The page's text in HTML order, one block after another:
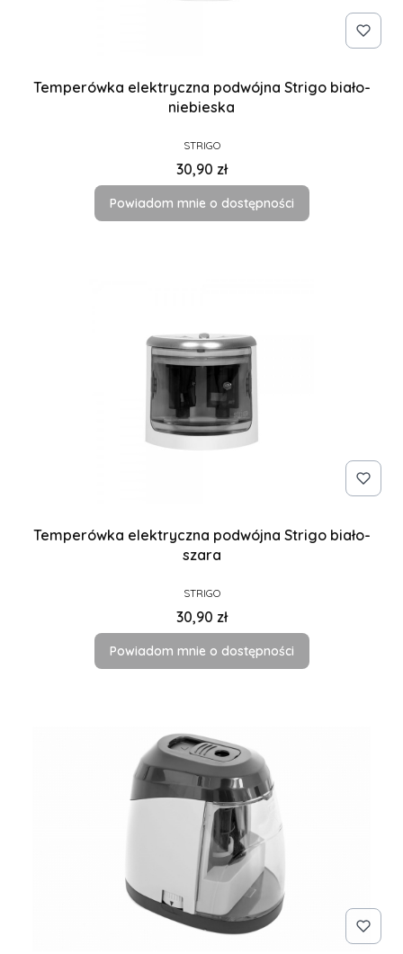
Temperówka elektryczna podwójna Strigo biało-
niebieska
PRODUCENT
STRIGO
Cena
30,90 zł
Powiadom mnie o dostępności
Temperówka elektryczna podwójna Strigo biało-
szara
PRODUCENT
STRIGO
Cena
30,90 zł
Powiadom mnie o dostępności